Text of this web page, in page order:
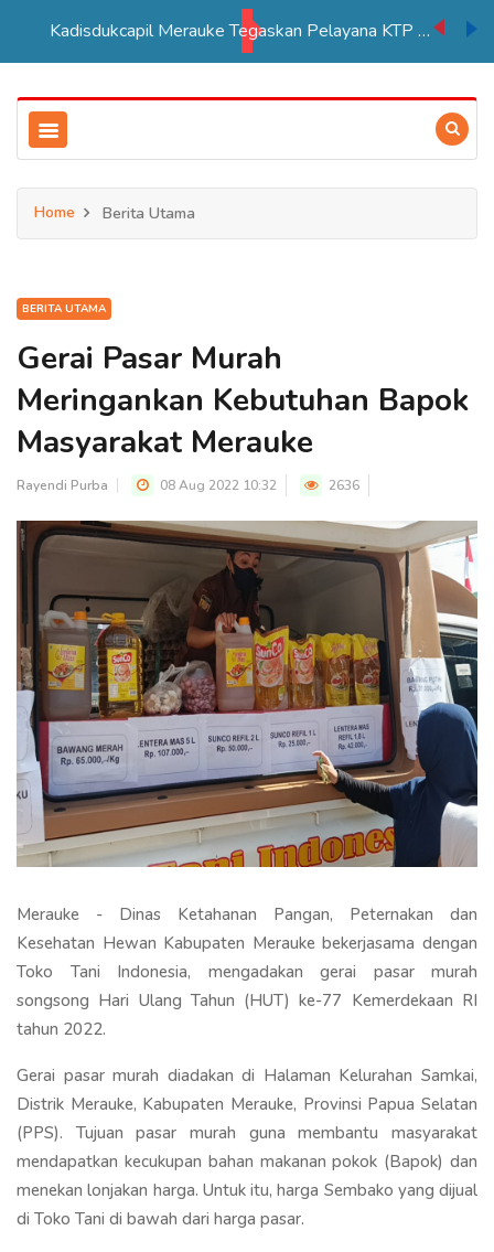
Kadisdukcapil Merauke Tegaskan Pelayana KTP Sesuai SOP
Home Berita Utama
BERITA UTAMA
Gerai Pasar Murah
Meringankan Kebutuhan Bapok
Masyarakat Merauke
Rayendi Purba 08 Aug 2022 10:32 2636
Merauke - Dinas Ketahanan Pangan, Peternakan dan
Kesehatan Hewan Kabupaten Merauke bekerjasama dengan
Toko Tani Indonesia, mengadakan gerai pasar murah
songsong Hari Ulang Tahun (HUT) ke-77 Kemerdekaan RI
tahun 2022.
Gerai pasar murah diadakan di Halaman Kelurahan Samkai,
Distrik Merauke, Kabupaten Merauke, Provinsi Papua Selatan
(PPS). Tujuan pasar murah guna membantu masyarakat
mendapatkan kecukupan bahan makanan pokok (Bapok) dan
menekan lonjakan harga. Untuk itu, harga Sembako yang dijual
di Toko Tani di bawah dari harga pasar.